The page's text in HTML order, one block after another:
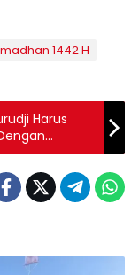
1442 H
Harus